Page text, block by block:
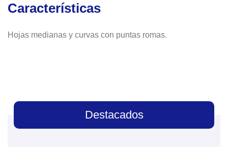
Características
Hojas medianas y curvas con puntas romas.
Destacados